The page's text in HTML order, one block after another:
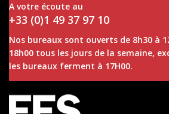
A votre écoute au
+33 (0)1 49 37 97 10
Nos bureaux sont ouverts de 8h30 à
18h00 tous les jours de la semaine,
les bureaux ferment à 17H00.